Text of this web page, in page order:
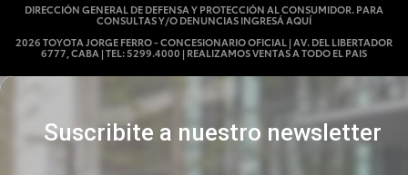
DIRECCIÓN GENERAL DE DEFENSA Y PROTECCIÓN AL CONSUMIDOR. PARA
CONSULTAS Y/O DENUNCIAS INGRESÁ AQUÍ
2026 TOYOTA JORGE FERRO - CONCESIONARIO OFICIAL | AV. DEL LIBERTADOR
6777, CABA | TEL: 5299.4000 | REALIZAMOS VENTAS A TODO EL PAIS
Suscribite a nuestro newsletter